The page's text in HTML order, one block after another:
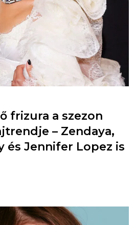
frizura a szezon
– Zendaya,
és Jennifer Lopez is